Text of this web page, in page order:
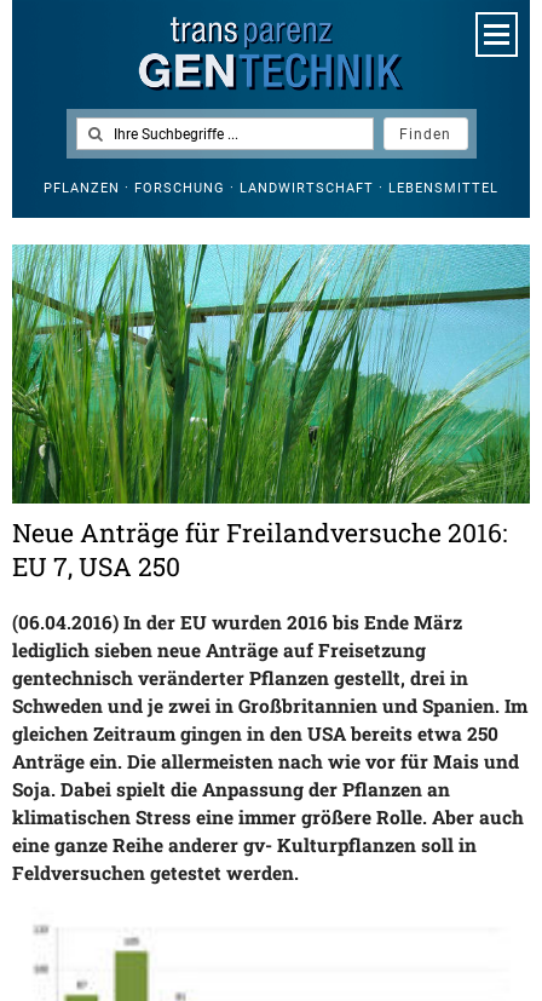
PFLANZEN · FORSCHUNG · LANDWIRTSCHAFT · LEBENSMITTEL
Neue Anträge für Freilandversuche 2016:
EU 7, USA 250
(06.04.2016) In der EU wurden 2016 bis Ende März
lediglich sieben neue Anträge auf Freisetzung
gentechnisch veränderter Pflanzen gestellt, drei in
Schweden und je zwei in Großbritannien und Spanien. Im
gleichen Zeitraum gingen in den USA bereits etwa 250
Anträge ein. Die allermeisten nach wie vor für Mais und
Soja. Dabei spielt die Anpassung der Pflanzen an
klimatischen Stress eine immer größere Rolle. Aber auch
eine ganze Reihe anderer gv- Kulturpflanzen soll in
Feldversuchen getestet werden.